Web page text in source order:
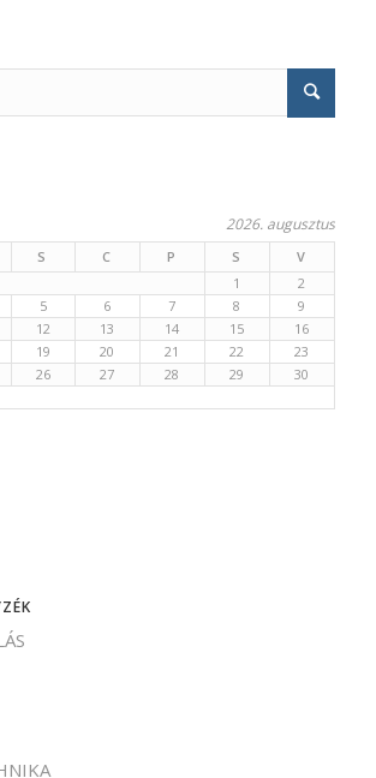
2026. augusztus
S C P S
V
1
2
5 6 7 8
9
12 13 14 15
16
19 20 21 22
23
26 27 28 29
30